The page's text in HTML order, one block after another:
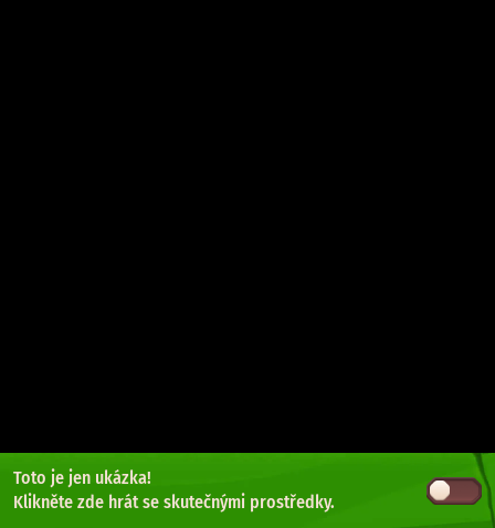
Toto je jen ukázka!
Klikněte zde hrát se skutečnými prostředky.